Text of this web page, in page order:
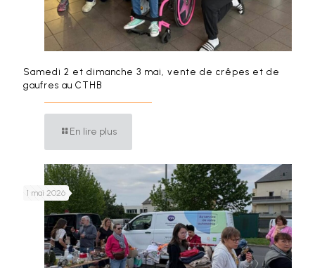
Samedi 2 et dimanche 3 mai, vente de crêpes et de
gaufres au CTHB
En lire plus
1 mai 2026